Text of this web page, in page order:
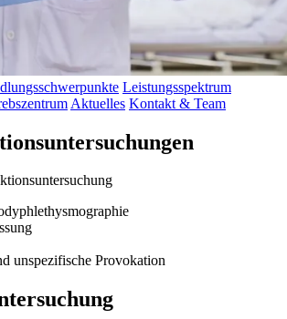
Leistungsspektrum
Aktuelles Kontakt & Team
unspezifische Provokation